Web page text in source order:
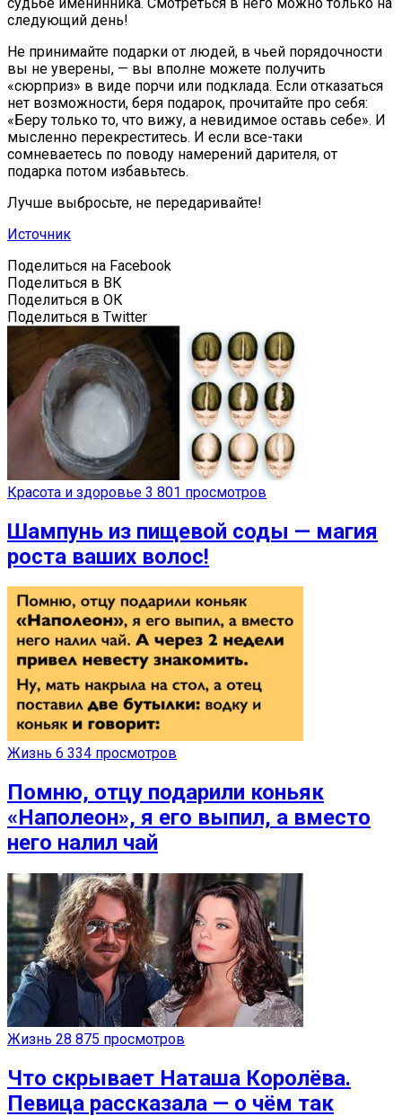
следующий день!
Не принимайте подарки от людей, в чьей порядочности
вы не уверены, — вы вполне можете получить
«сюрприз» в виде порчи или подклада. Если отказаться
нет возможности, беря подарок, прочитайте про себя:
«Беру только то, что вижу, а невидимое оставь себе». И
мысленно перекреститесь. И если все-таки
сомневаетесь по поводу намерений дарителя, от
подарка потом избавьтесь.
Лучше выбросьте, не передаривайте!
Источник
Поделиться на Facebook
Поделиться в ВК
Поделиться в ОК
Поделиться в Twitter
Красота и здоровье 3 801 просмотров
Шампунь из пищевой соды — магия
роста ваших волос!
Жизнь 6 334 просмотров
Помню, отцу подарили коньяк
«Наполеон», я его выпил, а вместо
него налил чай
Жизнь 28 875 просмотров
Что скрывает Наташа Королёва.
Певица рассказала — о чём так